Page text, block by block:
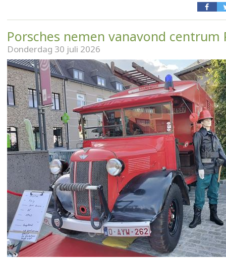
Porsches nemen vanavond centrum
Donderdag 30 juli 2026